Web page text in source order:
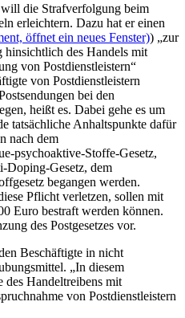
die Strafverfolgung beim
erleichtern. Dazu hat er einen
öffnet ein neues Fenster)) „zur
hinsichtlich des Handels mit
von Postdienstleistern“
von Postdienstleistern
bei den
heißt es. Dabei gehe es um
tatsächliche Anhaltspunkte dafür
nach dem
psychoaktive-Stoffe-Gesetz,
Doping-Gesetz, dem
begangen werden.
Pflicht verletzen, sollen mit
Euro bestraft werden können.
des Postgesetzes vor.
Beschäftigte in nicht
„In diesem
des Handeltreibens mit
von Postdienstleistern